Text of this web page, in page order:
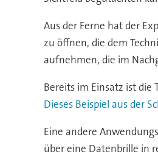
Aus der Ferne hat der
zu öffnen, die dem
aufnehmen, die im
Bereits im Einsatz ist
Dieses Beispiel aus der
Eine andere
über eine Datenbrille in